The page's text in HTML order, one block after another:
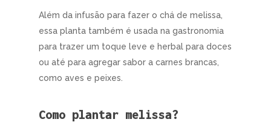
Além da infusão para fazer o chá de melissa,
essa planta também é usada na gastronomia
para trazer um toque leve e herbal para doces
ou até para agregar sabor a carnes brancas,
como aves e peixes.
Como plantar melissa?